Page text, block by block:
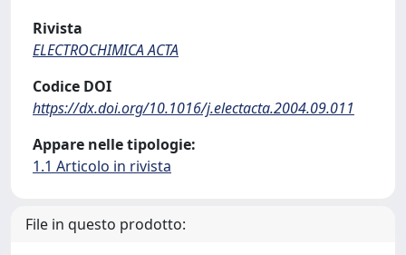
Rivista
ELECTROCHIMICA ACTA
Codice DOI
https://dx.doi.org/10.1016/j.electacta.2004.09.011
Appare nelle tipologie:
1.1 Articolo in rivista
File in questo prodotto: